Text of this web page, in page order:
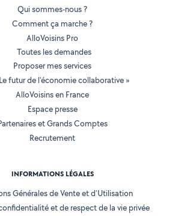
Qui sommes-nous ?
Comment ça marche ?
AlloVoisins Pro
Toutes les demandes
Proposer mes services
futur de l'économie collaborative »
AlloVoisins en France
Espace presse
et Grands Comptes
Recrutement
INFORMATIONS LÉGALES
Générales de Vente et d'Utilisation
et de respect de la vie privée